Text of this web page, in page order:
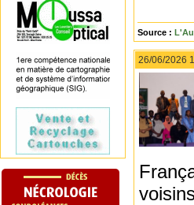
Source :
26/06/2026